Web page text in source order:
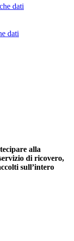
dati
dati
alla
di ricovero,
sull’intero